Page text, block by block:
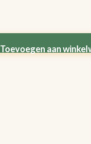
Toevoegen aan